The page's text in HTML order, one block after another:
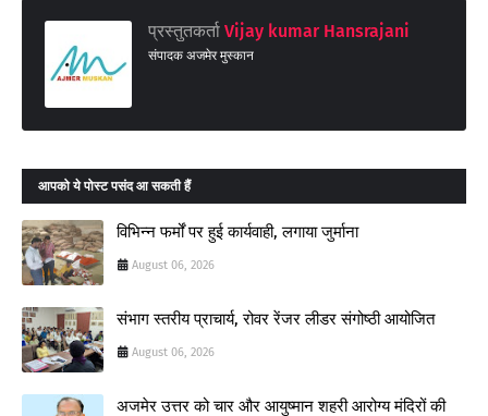
प्रस्तुतकर्ता Vijay kumar Hansrajani
संपादक अजमेर मुस्कान
आपको ये पोस्ट पसंद आ सकती हैं
विभिन्न फर्मों पर हुई कार्यवाही, लगाया जुर्माना
August 06, 2026
संभाग स्तरीय प्राचार्य, रोवर रेंजर लीडर संगोष्ठी आयोजित
August 06, 2026
अजमेर उत्तर को चार और आयुष्मान शहरी आरोग्य मंदिरों की